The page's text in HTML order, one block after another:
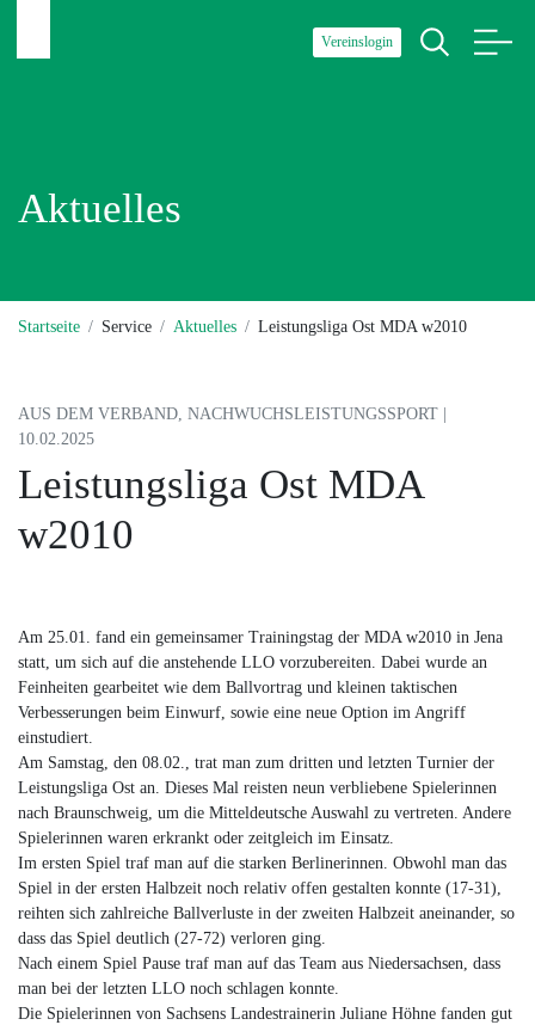
Vereinslogin
Aktuelles
Startseite Service Aktuelles Leistungsliga Ost MDA w2010
AUS DEM VERBAND, NACHWUCHSLEISTUNGSSPORT |
10.02.2025
Leistungsliga Ost MDA
w2010
Am 25.01. fand ein gemeinsamer Trainingstag der MDA w2010 in Jena
statt, um sich auf die anstehende LLO vorzubereiten. Dabei wurde an
Feinheiten gearbeitet wie dem Ballvortrag und kleinen taktischen
Verbesserungen beim Einwurf, sowie eine neue Option im Angriff
einstudiert.
Am Samstag , den 08.02., trat man zum dritten und letzten Turnier der
Leistungsliga Ost an. Dieses Mal reisten neun verbliebene Spielerinnen
nach Braunschweig, um die Mitteldeutsche Auswahl zu vertreten. Andere
Spielerinnen waren erkrankt oder zeitgleich im Einsatz.
Im ersten Spiel traf man auf die starken Berlinerinnen. Obwohl man das
Spiel in der ersten Halbzeit noch relativ offen gestalten konnte (17-31),
reihten sich zahlreiche Ballverluste in der zweiten Halbzeit aneinander, so
dass das Spiel deutlich (27-72) verloren ging.
Nach einem Spiel Pause traf man auf das Team aus Niedersachsen, dass
man bei der letzten LLO noch schlagen konnte.
Die Spielerinnen von Sachsens Landestrainerin Juliane Höhne fanden gut